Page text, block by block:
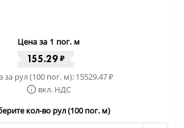
Цена за 1 пог. м
155.29 ₽
за рул (100 пог. м): 15529.47₽
вкл. НДС
кол-во рул (100 пог. м)